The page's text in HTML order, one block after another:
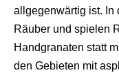
allgegenwärtig ist. In
Räuber und spielen
Handgranaten statt
den Gebieten mit